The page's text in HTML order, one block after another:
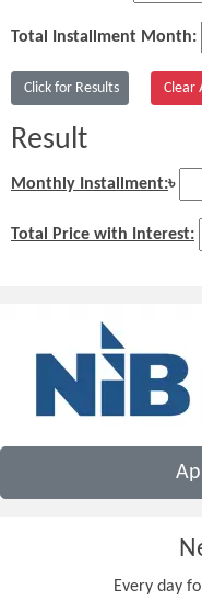
Total Installment Month:
Result
Monthly Installment:৳
Total Price with Interest:
Every day